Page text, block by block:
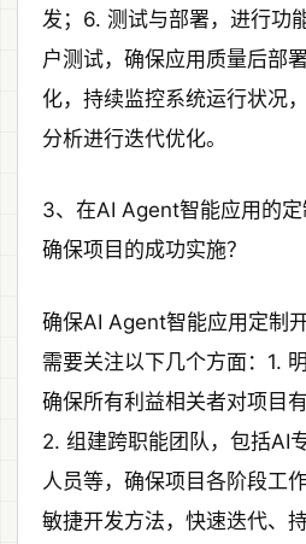
发；6. 测试与部署，进行功
户测试，确保应用质量后部
化，持续监控系统运行状况
分析进行迭代优化。
3、在AI Agent智能应用的
确保项目的成功实施？
确保AI Agent智能应用定制
需要关注以下几个方面：1.
确保所有利益相关者对项目
2. 组建跨职能团队，包括AI
人员等，确保项目各阶段工
敏捷开发方法，快速迭代、